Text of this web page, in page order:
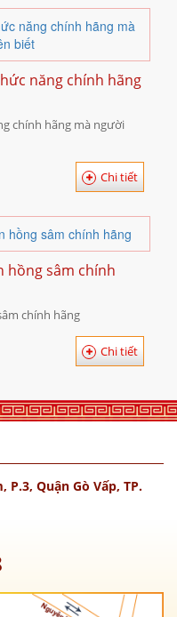
năng chính hãng
chính hãng mà người
Chi tiết
hồng sâm chính
chính hãng
Chi tiết
P.3, Quận Gò Vấp, TP.